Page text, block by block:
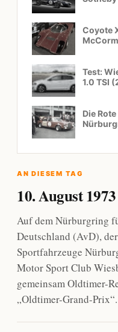
Coyote
Test:
1.0 TSI
Die
AN DIESEM TAG
10. August 1973
Auf dem Nürburgring
Deutschland (AvD),
Sportfahrzeuge
Motor Sport Club
gemeinsam Oldtimer-
„Oldtimer-Grand-Prix“.